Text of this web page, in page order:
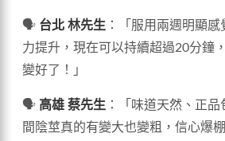
🗣️ 台北 林先生 ：「服用兩週明顯
力提升，現在可以持續超過20分鐘
變好了！」
🗣️ 高雄 蔡先生 ：「味道天然、正
間陰莖真的有變大也變粗，信心爆